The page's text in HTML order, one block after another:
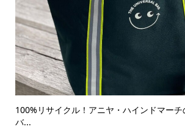
100%リサイクル！アニヤ・ハインドマー
バ...